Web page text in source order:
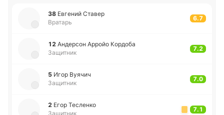
38 Евге­ний Ставер
Вратарь
6.7
12 Анде­рсон Арройо Ко­рдо­ба
Защитник
7.2
5 Игор Вуячич
Защитник
7.0
2 Егор Те­сле­нко
Защитник
7.1